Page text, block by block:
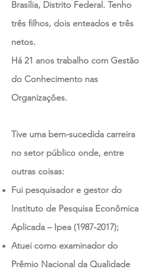
Brasília, Distrito Federal. Tenho
três filhos, dois enteados e três
netos.
Há 21 anos trabalho com Gestão
do Conhecimento nas
Organizações.
Tive uma bem-sucedida carreira
no setor público onde, entre
outras coisas:
Fui pesquisador e gestor do
Instituto de Pesquisa Econômica
Aplicada – Ipea (1987-2017);
Atuei como examinador do
Prêmio Nacional da Qualidade